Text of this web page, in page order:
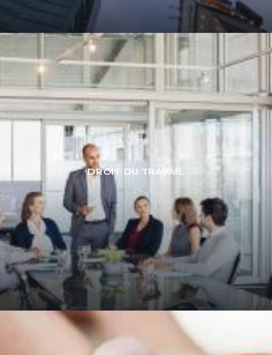
DROIT DU TRAVAIL